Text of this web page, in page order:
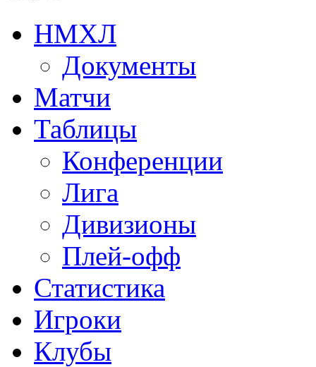
НМХЛ
Документы
Матчи
Таблицы
Конференции
Лига
Дивизионы
Плей-офф
Статистика
Игроки
Клубы